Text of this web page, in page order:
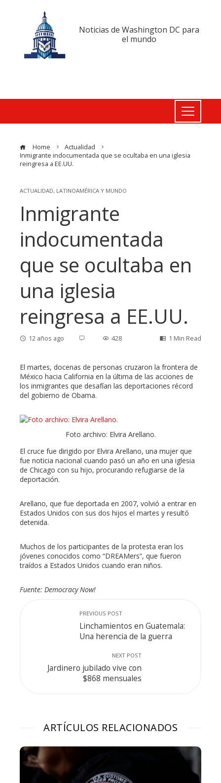
Noticias de Washington DC para
el mundo
Home
Actualidad
Inmigrante indocumentada que se ocultaba en una iglesia
reingresa a EE.UU.
ACTUALIDAD, LATINOAMÉRICA Y MUNDO
Inmigrante
indocumentada
que se ocultaba en
una iglesia
reingresa a EE.UU.
12 años ago 428 1 Min Read
El martes, docenas de personas cruzaron la frontera de
México hacia California en la última de las acciones de
los inmigrantes que desafían las deportaciones récord
del gobierno de Obama.
Foto archivo: Elvira Arellano.
El cruce fue dirigido por Elvira Arellano, una mujer que
fue noticia nacional cuando pasó un año en una iglesia
de Chicago con su hijo, procurando refugiarse de la
deportación.
Arellano, que fue deportada en 2007, volvió a entrar en
Estados Unidos con sus dos hijos el martes y resultó
detenida.
Muchos de los participantes de la protesta eran los
jóvenes conocidos como “DREAMers”, que fueron
traídos a Estados Unidos cuando eran niños.
Fuente: Democracy Now!
PREVIOUS POST
Linchamientos en Guatemala:
Una herencia de la guerra
NEXT POST
Jardinero jubilado vive con
$868 mensuales
ARTÍCULOS RELACIONADOS